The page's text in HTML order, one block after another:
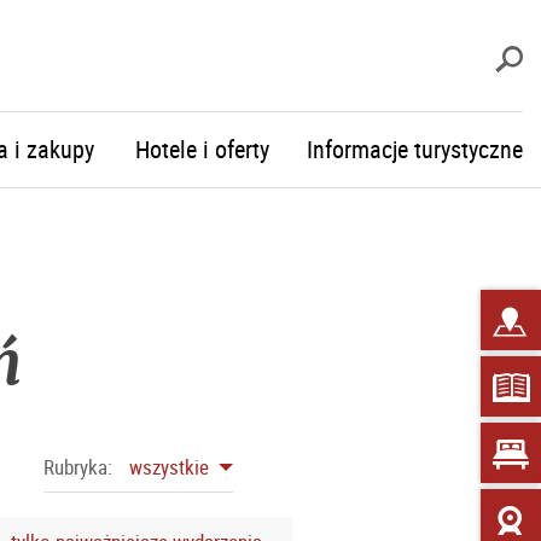
i zakupy Hotele i oferty Informacje turystyczne
Rubryka: wszystkie